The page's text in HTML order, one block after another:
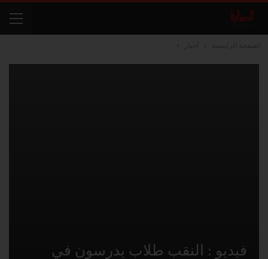
فيديو : النقب طلاب يدرسون في